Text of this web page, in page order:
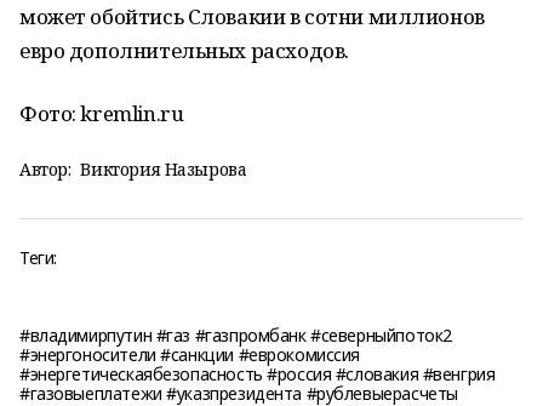
может обойтись Словакии в сотни миллионов
евро дополнительных расходов.
Фото: kremlin.ru
Автор: Виктория Назырова
Теги:
#владимирпутин #газ #газпромбанк #северныйпоток2
#энергоносители #санкции #еврокомиссия
#энергетическаябезопасность #россия #словакия #венгрия
#газовыеплатежи #указпрезидента #рублевыерасчеты